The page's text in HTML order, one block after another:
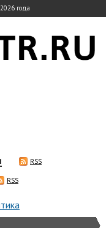
2026 года
RSS
RSS